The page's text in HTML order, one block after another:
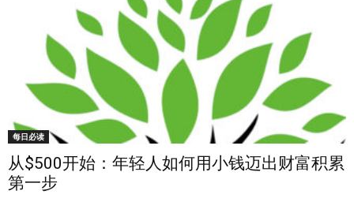
每日必读
从$500开始：年轻人如何用小钱迈出财富积累
第一步